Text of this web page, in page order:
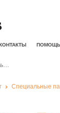
ПОМОЩЬ
Специальные